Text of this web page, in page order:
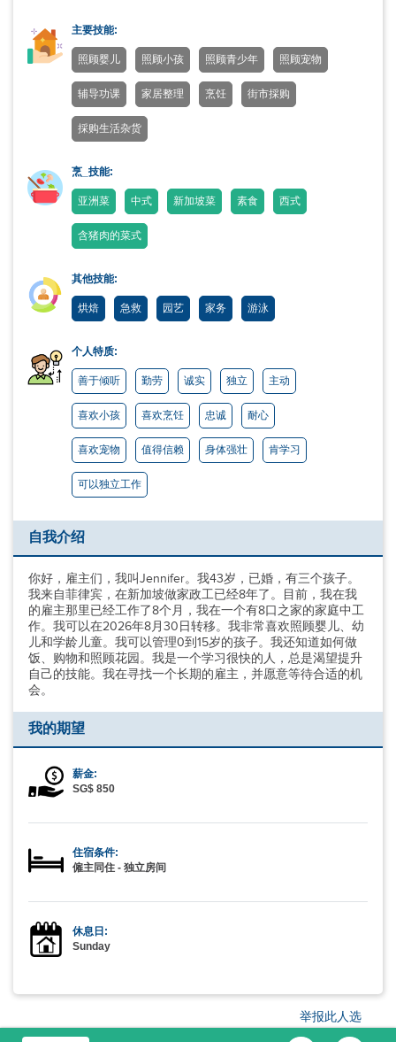
主要技能:
照顾婴儿 照顾小孩 照顾青少年 照顾宠物
辅导功课 家居整理 烹饪 街市採购
採购生活杂货
烹_技能:
亚洲菜 中式 新加坡菜 素食 西式
含猪肉的菜式
其他技能:
烘焙 急救 园艺 家务 游泳
个人特质:
善于倾听 勤劳 诚实 独立 主动
喜欢小孩 喜欢烹饪 忠诚 耐心
喜欢宠物 值得信赖 身体强壮 肯学习
可以独立工作
自我介绍
你好，雇主们，我叫Jennifer。我43岁，已婚，有三个孩子。
我来自菲律宾，在新加坡做家政工已经8年了。目前，我在我
的雇主那里已经工作了8个月，我在一个有8口之家的家庭中工
作。我可以在2026年8月30日转移。我非常喜欢照顾婴儿、幼
儿和学龄儿童。我可以管理0到15岁的孩子。我还知道如何做
饭、购物和照顾花园。我是一个学习很快的人，总是渴望提升
自己的技能。我在寻找一个长期的雇主，并愿意等待合适的机
会。
我的期望
薪金:
SG$ 850
住宿条件:
僱主同住 - 独立房间
休息日:
Sunday
举报此人选